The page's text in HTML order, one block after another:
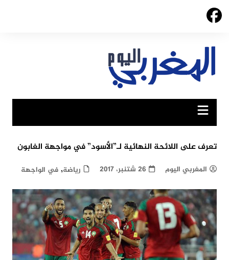
Skip
تعرف على اللائحة النهائية لـ”الأسود” في مواجهة الغابون
المغربي اليوم 26 شتنبر، 2017 رياضة, في الواجهة